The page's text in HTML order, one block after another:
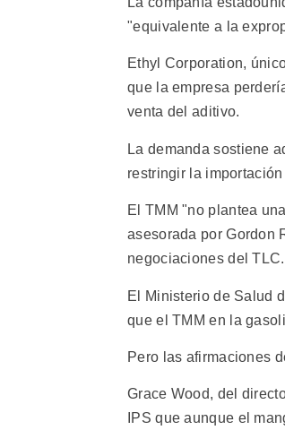
"equivalente a la
Ethyl Corporation,
que la empresa
venta del aditivo.
La demanda sostiene
restringir la
El TMM "no plantea
asesorada por Gordon
negociaciones del TLC.
El Ministerio de Salud
que el TMM en la
Pero las afirmaciones
Grace Wood, del
IPS que aunque el